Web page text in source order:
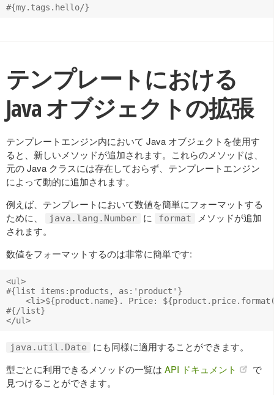
テンプレートにおける
Java オブジェクトの拡張
テンプレートエンジン内において Java オブジェクトを使用す
ると、新しいメソッドが追加されます。これらのメソッドは、
元の Java クラスには存在しておらず、テンプレートエンジン
によって動的に追加されます。
例えば、テンプレートにおいて数値を簡単にフォーマットする
ために、
java.lang.Number に format
メソッドが追加
されます。
数値をフォーマットするのは非常に簡単です:
<ul>
#{list items:products, as:'product'}
<li>${product.name}. Price:
#{/list}
java.util.Date
にも同様に適用することができます。
型ごとに利用できるメソッドの一覧は API ドキュメント
で
見つけることができます。